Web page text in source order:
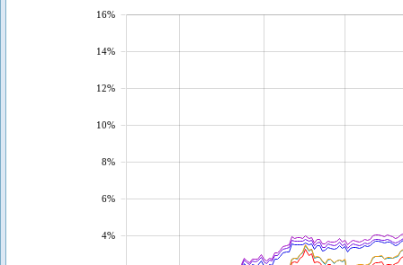
4%
6%
8%
10%
12%
14%
16%